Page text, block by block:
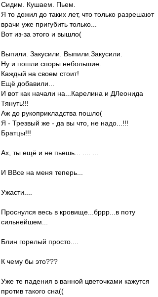
Сидим. Кушаем. Пьем.
Я то дожил до таких лет, что только разрешают
врачи уже пригубить только...
Вот из-за этого и вышло(
Выпили. Закусили. Выпили.Закусили.
Ну и пошли споры небольшие.
Каждый на своем стоит!
Ещё добавили...
И вот как начали на...Карелина и ДЛеонида
Тянуть!!!
Аж до рукоприкладства пошло(
Я - Трезвый же - да вы что, не надо...!!!
Братцы!!!
Ах, ты ещё и не пьешь... .... ...
И ВВсе на меня теперь...
Ужасти....
Проснулся весь в кровище...бррр...в поту
сильнейшем...
Блин горелый просто....
К чему бы это???
Уже те падения в ванной цветочками кажутся
против такого сна((